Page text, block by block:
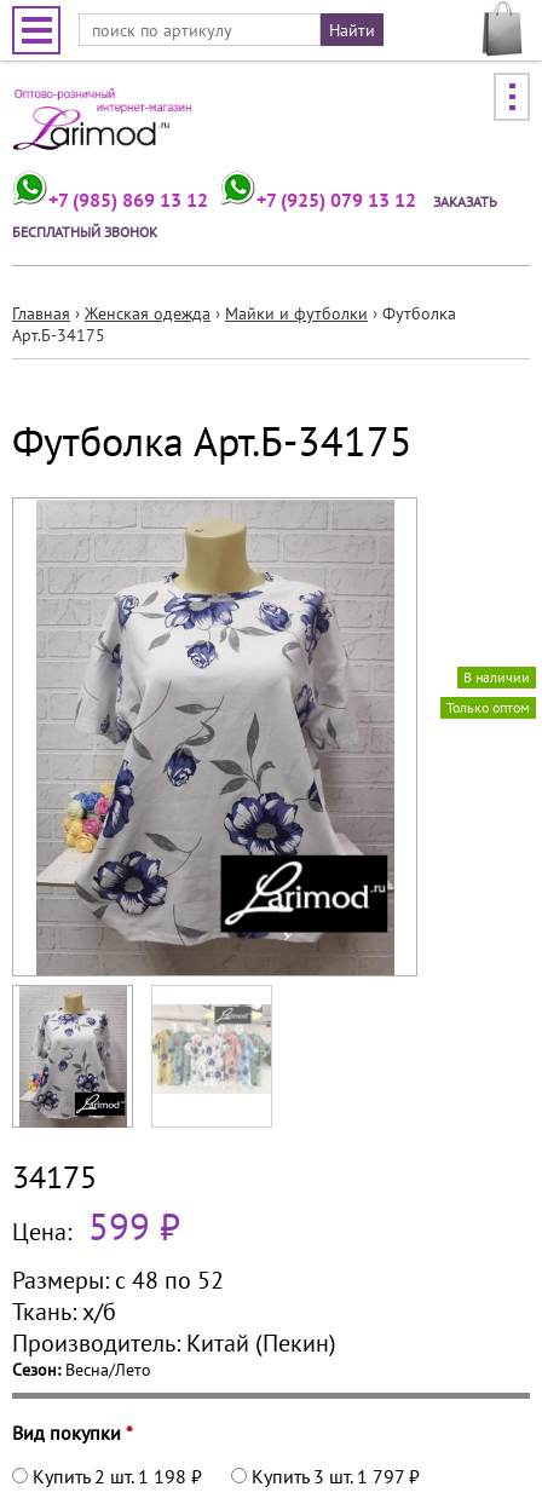
Jump to navigation
+7 (985) 869 13 12 +7 (925) 079 13 12
ЗАКАЗАТЬ
БЕСПЛАТНЫЙ ЗВОНОК
Вы
Главная › Женская одежда › Майки и футболки › Футболка
Арт.Б-34175
Футболка Арт.Б-34175
Только оптом
В наличии
34175
Цена: 599 ₽
Размеры: с 48 по 52
Ткань:х/б
Производитель: Китай (Пекин)
Сезон: Весна/Лето
Вид покупки *
Купить 2 шт. 1 198 ₽ Купить 3 шт. 1 797 ₽